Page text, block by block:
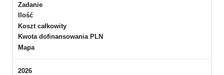
Zadanie
Ilość
Koszt całkowity
Kwota dofinansowania PLN
Mapa
2026